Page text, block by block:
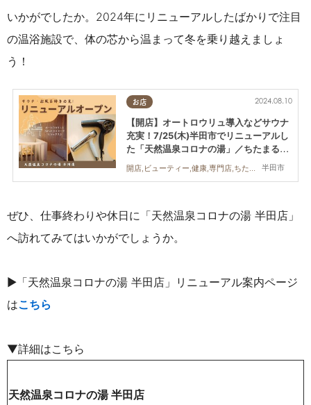
いかがでしたか。2024年にリニューアルしたばかりで注目
の温浴施設で、 体の芯から温まって冬を乗り越えましょ
う！
お店
半田市
2024.08.10
【開店】オートロウリュ導入などサウナ
充実！7/25(木)半田市でリニューアルし
た「天然温泉コロナの湯」／ちたまる広
ぜひ、仕事終わりや休日に「天然温泉コロナの湯 半田店」
へ訪れてみてはいかがでしょうか。
▶「天然温泉コロナの湯 半田店」リニューアル案内ページ
はこちら
▼詳細はこちら
天然温泉コロナの湯 半田店